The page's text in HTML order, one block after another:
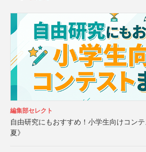
編集部セレクト
自由研究にもおすすめ！小学生向けコン
夏》